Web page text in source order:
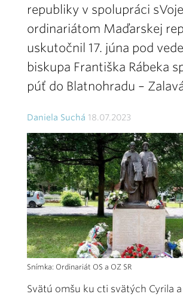
republiky v spolupráci
ordinariátom Maďarskej
uskutočnil 17. júna pod
biskupa Františka Rábeka
púť do Blatnohradu –
Daniela Suchá 18.07.2023
Snímka: Ordinariát OS a OZ SR
Svätú omšu ku cti svätých Cyrila